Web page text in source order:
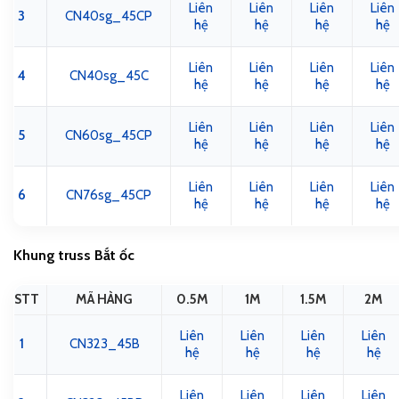
3 CN40sg_45CP
Liên
hệ
Liên
hệ
Liên
hệ
Liên
hệ
4 CN40sg_45C
Liên
hệ
Liên
hệ
Liên
hệ
Liên
hệ
5 CN60sg_45CP
Liên
hệ
Liên
hệ
Liên
hệ
Liên
hệ
6 CN76sg_45CP
Liên
hệ
Liên
hệ
Liên
hệ
Liên
hệ
Khung truss Bắt ốc
STT MÃ HÀNG 0.5M 1M 1.5M 2M
1 CN323_45B
Liên
hệ
Liên
hệ
Liên
hệ
Liên
hệ